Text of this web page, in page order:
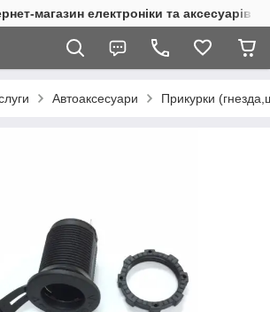
магазин електроніки та аксесуарів в
Автоаксесуари Прикурки